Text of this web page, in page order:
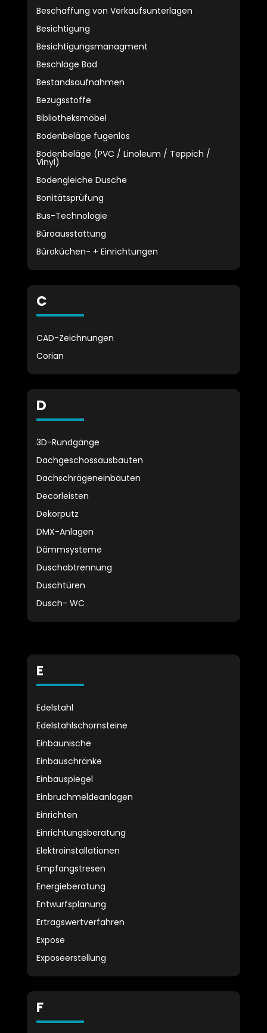
Beschaffung von Verkaufsunterlagen
Besichtigung
Besichtigungsmanagment
Beschläge Bad
Bestandsaufnahmen
Bezugsstoffe
Bibliotheksmöbel
Bodenbeläge fugenlos
Bodenbeläge (PVC / Linoleum / Teppich /
Vinyl)
Bodengleiche Dusche
Bonitätsprüfung
Bus-Technologie
Büroausstattung
Büroküchen- + Einrichtungen
C
CAD-Zeichnungen
Corian
D
3D-Rundgänge
Dachgeschossausbauten
Dachschrägeneinbauten
Decorleisten
Dekorputz
DMX-Anlagen
Dämmsysteme
Duschabtrennung
Duschtüren
Dusch- WC
E
Edelstahl
Edelstahlschornsteine
Einbaunische
Einbauschränke
Einbauspiegel
Einbruchmeldeanlagen
Einrichten
Einrichtungsberatung
Elektroinstallationen
Empfangstresen
Energieberatung
Entwurfsplanung
Ertragswertverfahren
Expose
Exposeerstellung
F